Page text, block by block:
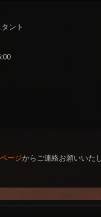
ント
ージからご連絡お願いいた